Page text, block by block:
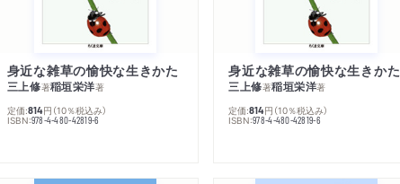
身近な雑草の愉快な生きかた
三上修著稲垣栄洋著
定価:814円 （10％税込み）
ISBN:978-4-480-42819-6
身近な雑草の愉快な生きかた
三上修著稲垣栄洋著
定価:814円 （10％税込み）
ISBN:978-4-480-42819-6